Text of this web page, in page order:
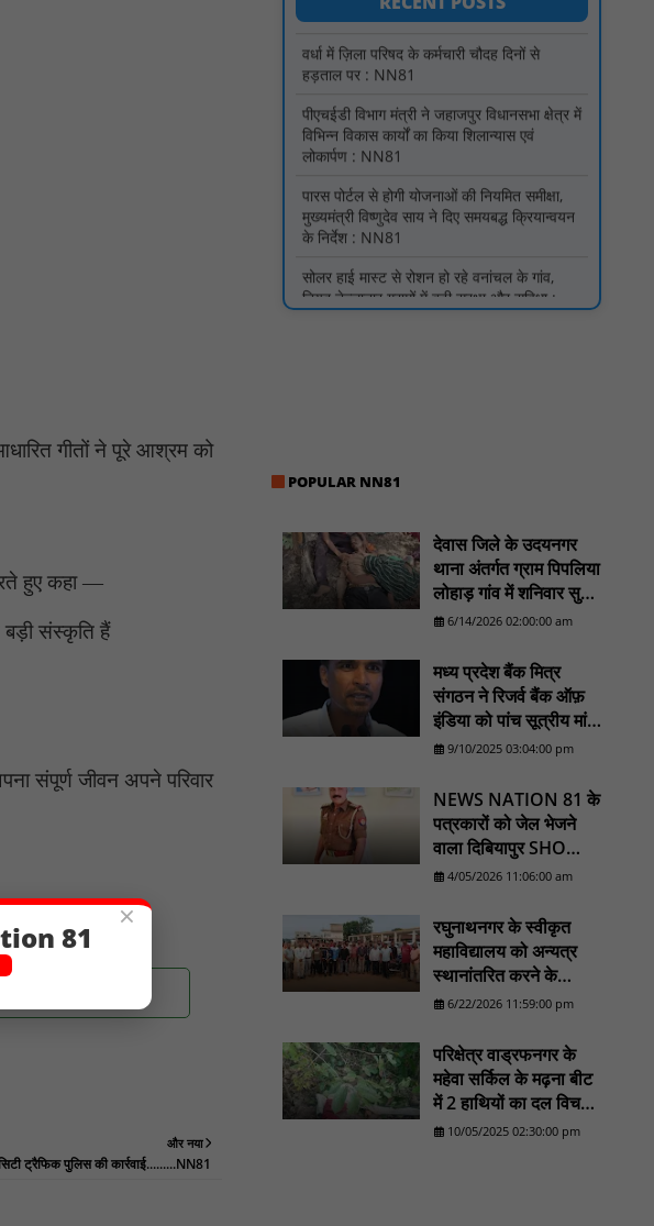
गीतों ने पूरे आश्रम को
हुए कहा —
बड़ी संस्कृति हैं
संपूर्ण जीवन अपने परिवार
और नया
ट्रैफिक पुलिस की कार्रवाई.........NN81
×
81
विभिन्न विकास कार्यों का किया शिलान्यास एवं
लोकार्पण : NN81
पारस पोर्टल से होगी योजनाओं की नियमित समीक्षा,
मुख्यमंत्री विष्णुदेव साय ने दिए समयबद्ध क्रियान्वयन
के निर्देश : NN81
सोलर हाई मास्ट से रोशन हो रहे वनांचल के गांव,
नियद नेल्लानार ग्रामों में बढ़ी सुरक्षा और सुविधा :
NN81
सरस्वती साइकिल योजना के तहत 18 छात्राओं को
साइकिल वितरण, 'एक पेड़ माँ के नाम' अभियान में
हुआ वृक्षारोपण : NN81
मस्तूरी जनपद पंचायत में 131 सरपंचों का प्रशिक्षण
तकनीकी प्रबंधन की दी गई विस्तृत जानकारी :
NN81
हरिनगर में सीसी इंटरलॉकिंग सड़क निर्माण कार्य का
विधायक ललित यादव ने किया उद्घाटन : NN81
पिड़ावा में आगामी त्योहारों को लेकर शांति समिति की
बैठक आयोजित : NN81
POPULAR NN81
देवास जिले के उदयनगर
थाना अंतर्गत ग्राम पिपलिया
लोहाड़ गांव में शनिवार सुबह
सरपंच पति लक्ष्मण कर्मा का
मिला। ............NN81
6/14/2026 02:00:00 am
मध्य प्रदेश बैंक मित्र
संगठन ने रिजर्व बैंक ऑफ़
इंडिया को पांच सूत्रीय मांगों
का ज्ञापन भेजा - NN81
9/10/2025 03:04:00 pm
NEWS NATION 81 के
पत्रकारों को जेल भेजने
वाला दिबियापुर SHO
लाइनहाजिर, डीआईजी
4/05/2026 11:06:00 am
रघुनाथनगर के स्वीकृत
महाविद्यालय को अन्यत्र
स्थानांतरित करने के
प्रयास का होगा व्यापक
81
6/22/2026 11:59:00 pm
परिक्षेत्र वाड्रफनगर के
महेवा सर्किल के मढ़ना बीट
में 2 हाथियों का दल विचरण
करने का लोकेशन वन
10/05/2025 02:30:00 pm